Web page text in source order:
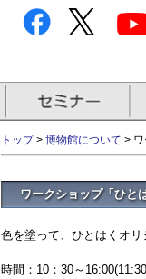
トップ> 博物館について >
ワークショップ「ひと
色を塗って、ひとはくオ
時間：10：30～